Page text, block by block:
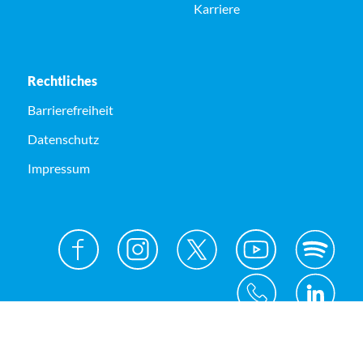
Karriere
Rechtliches
Barrierefreiheit
Datenschutz
Impressum